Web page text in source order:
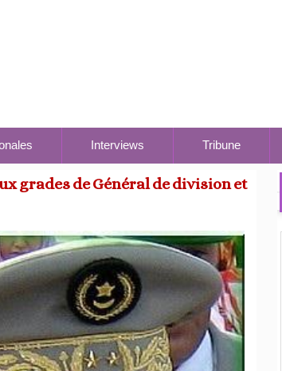
Interviews Tribune
grades de Général de division et